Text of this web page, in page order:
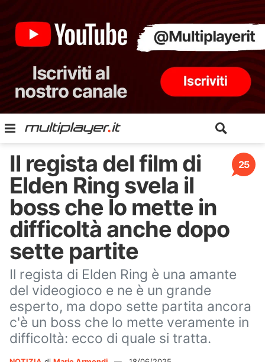
25
Il regista del film di
Elden Ring svela il
boss che lo mette in
difficoltà anche dopo
sette partite
Il regista di Elden Ring è una amante
del videogioco e ne è un grande
esperto, ma dopo sette partita ancora
c'è un boss che lo mette veramente in
difficoltà: ecco di quale si tratta.